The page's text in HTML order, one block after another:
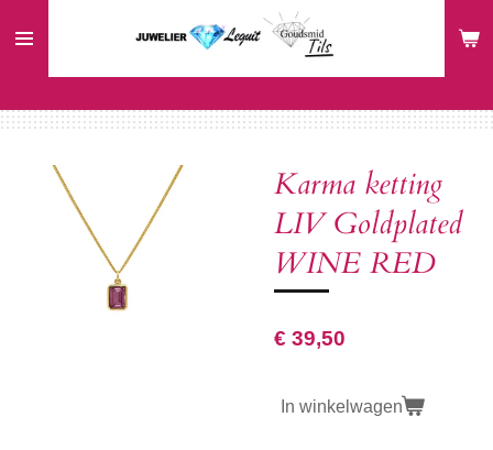
direct
hoofdinhoud
Karma ketting
LIV Goldplated
WINE RED
€ 39,50
In winkelwagen